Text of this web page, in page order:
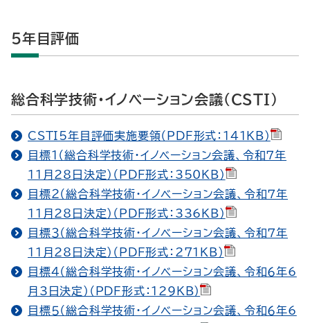
5年目評価
総合科学技術・イノベーション会議（CSTI）
CSTI5年目評価実施要領（PDF形式：141KB）
目標１（総合科学技術・イノベーション会議、令和７年
11月28日決定）（PDF形式：350KB）
目標２（総合科学技術・イノベーション会議、令和７年
11月28日決定）（PDF形式：336KB）
目標３（総合科学技術・イノベーション会議、令和７年
11月28日決定）（PDF形式：271KB）
目標４（総合科学技術・イノベーション会議、令和６年6
月3日決定）（PDF形式：129KB）
目標５（総合科学技術・イノベーション会議、令和６年6